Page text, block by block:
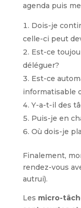
agenda puis
Dois-je
celle-ci peut
Est-ce
déléguer?
Est-ce
informatisable
Y-a-t-il des
Puis-je en
Où dois-je
Finalement,
rendez-vous
autrui).
Les micro-